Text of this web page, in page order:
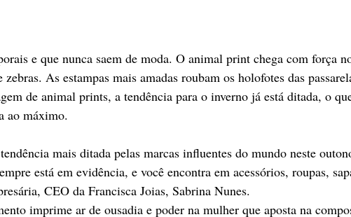
e que nunca saem de moda. O animal print chega com força
As estampas mais amadas roubam os holofotes das
de animal prints, a tendência para o inverno já está ditada, o
ao máximo.
mais ditada pelas marcas influentes do mundo neste
está em evidência, e você encontra em acessórios, roupas,
CEO da Francisca Joias, Sabrina Nunes.
imprime ar de ousadia e poder na mulher que aposta na